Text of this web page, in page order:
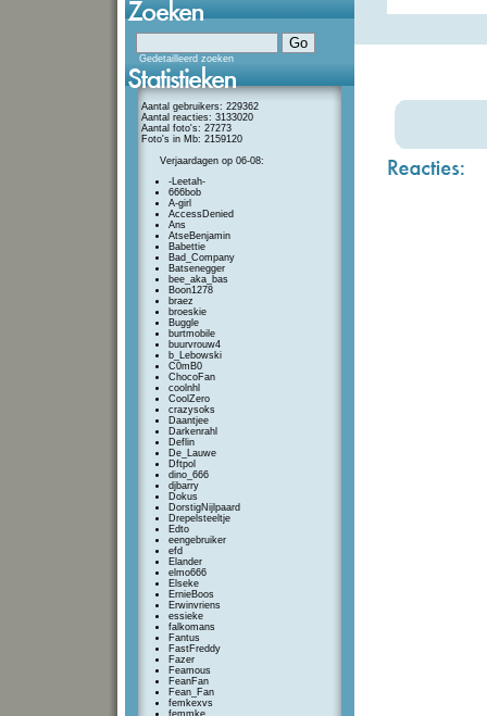
Gedetailleerd zoeken
Aantal gebruikers: 229362
Aantal reacties: 3133020
Aantal foto's: 27273
Foto's in Mb: 2159120
Verjaardagen op 06-08:
-Leetah-
666bob
A-girl
AccessDenied
Ans
AtseBenjamin
Babettie
Bad_Company
Batsenegger
bee_aka_bas
Boon1278
braez
broeskie
Buggle
burtmobile
buurvrouw4
b_Lebowski
C0mB0
ChocoFan
coolnhl
CoolZero
crazysoks
Daantjee
Darkenrahl
Deflin
De_Lauwe
Dftpol
dino_666
djbarry
Dokus
DorstigNijlpaard
Drepelsteeltje
Edto
eengebruiker
efd
Elander
elmo666
Elseke
ErnieBoos
Erwinvriens
essieke
falkomans
Fantus
FastFreddy
Fazer
Feamous
FeanFan
Fean_Fan
femkexvs
femmke